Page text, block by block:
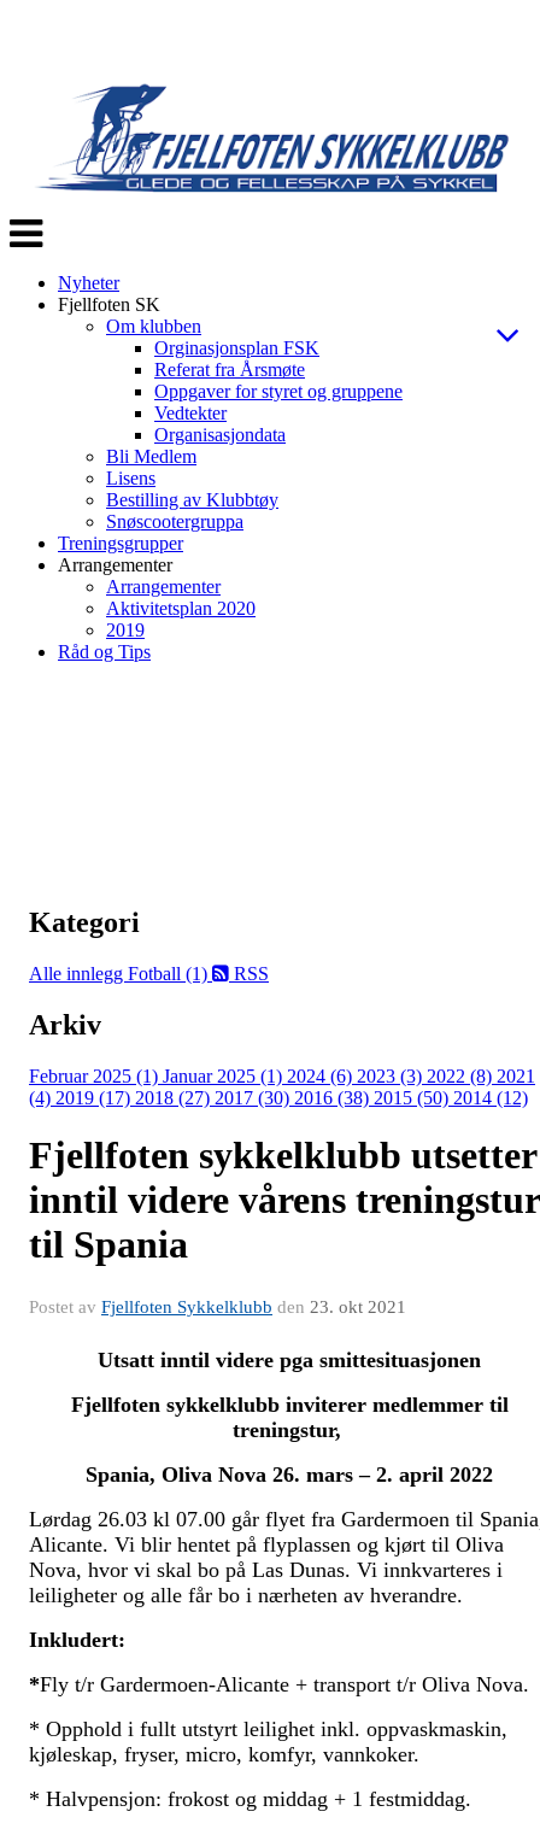
Veksle
navigasjon
Nyheter
Fjellfoten SK
Om klubben
Orginasjonsplan FSK
Referat fra Årsmøte
Oppgaver for styret og gruppene
Vedtekter
Organisasjondata
Bli Medlem
Lisens
Bestilling av Klubbtøy
Snøscootergruppa
Treningsgrupper
Arrangementer
Arrangementer
Aktivitetsplan 2020
2019
Råd og Tips
Kategori
Alle innlegg Fotball (1) RSS
Arkiv
Februar 2025 (1) Januar 2025 (1) 2024 (6) 2023 (3) 2022 (8) 2021
(4) 2019 (17) 2018 (27) 2017 (30) 2016 (38) 2015 (50) 2014 (12)
Fjellfoten sykkelklubb utsetter
inntil videre vårens treningstur
til Spania
Postet av Fjellfoten Sykkelklubb den 23. okt 2021
Utsatt inntil videre pga smittesituasjonen
Fjellfoten sykkelklubb inviterer medlemmer til
treningstur,
Spania, Oliva Nova 26. mars – 2. april 2022
Lørdag 26.03 kl 07.00 går flyet fra Gardermoen til
Alicante. Vi blir hentet på flyplassen og kjørt til Oliva
Nova, hvor vi skal bo på Las Dunas. Vi innkvarteres i
leiligheter og alle får bo i nærheten av hverandre.
Inkludert:
*Fly t/r Gardermoen-Alicante + transport t/r Oliva Nova.
* Opphold i fullt utstyrt leilighet inkl. oppvaskmaskin,
kjøleskap, fryser, micro, komfyr, vannkoker.
* Halvpensjon: frokost og middag + 1 festmiddag.